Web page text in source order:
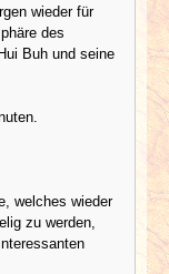
wieder für
des
Buh und seine
welches wieder
zu werden,